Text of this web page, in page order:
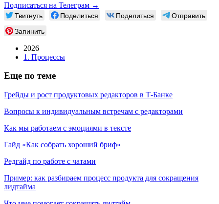
Подписаться на Телеграм →
Твитнуть Поделиться Поделиться
Отправить
Запинить
2026
1. Процессы
Еще по теме
Грейды и рост продуктовых редакторов в Т-Банке
Вопросы к индивидуальным встречам с редакторами
Как мы работаем с эмоциями в тексте
Гайд «Как собрать хороший бриф»
Редгайд по работе с чатами
Пример: как разбираем процесс продукта для сокращения
лидтайма